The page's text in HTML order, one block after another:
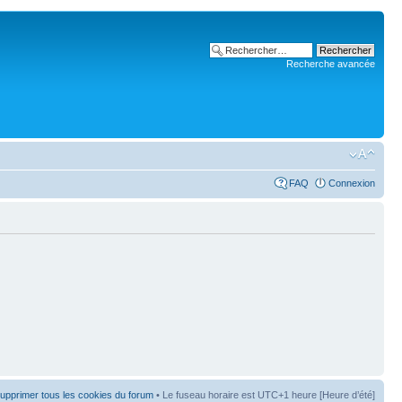
Recherche avancée
FAQ Connexion
tous les cookies du forum • Le fuseau horaire est UTC+1 heure [Heure d’été]